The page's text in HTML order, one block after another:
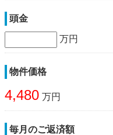
頭金
万円
物件価格
4,480 万円
毎月のご返済額